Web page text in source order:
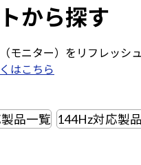
から探す
モニター）を リフレッシ
はこちら
品一覧 144Hz対応製